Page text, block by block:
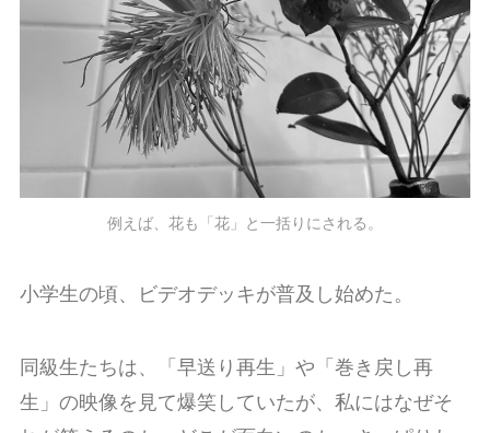
例えば、花も「花」と一括りにされる。
小学生の頃、ビデオデッキが普及し始めた。
同級生たちは、「早送り再生」や「巻き戻し再
生」の映像を見て爆笑していたが、私にはなぜそ